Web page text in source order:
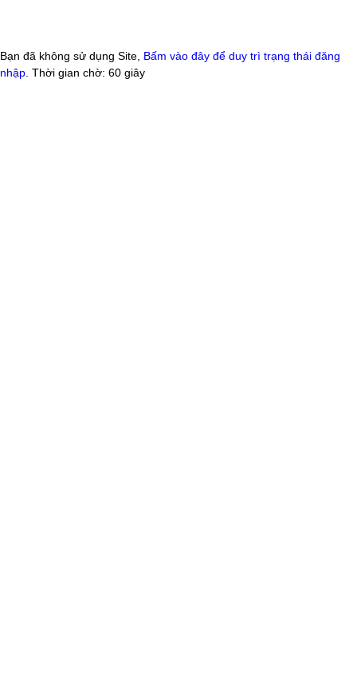
Bạn đã không sử dụng Site, Bấm vào đây để duy trì trạng thái đăng
nhập . Thời gian chờ: 60 giây